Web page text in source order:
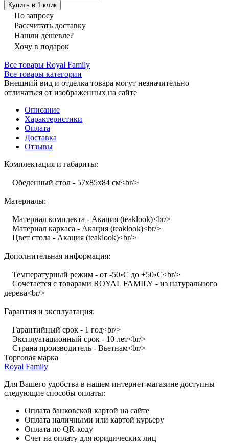
Купить в 1 клик
По запросу
Рассчитать доставку
Нашли дешевле?
Хочу в подарок
Все товары Royal Family
Все товары категории
Внешний вид и отделка товара могут незначительно
отличаться от изображенных на сайте
Описание
Характеристики
Оплата
Доставка
Отзывы
Комплектация и габариты:
Обеденный стол - 57х85х84 см<br/>
Материалы:
Материал комплекта - Акация (teaklook)<br/>
Материал каркаса - Акация (teaklook)<br/>
Цвет стола - Акация (teaklook)<br/>
Дополнительная информация:
Температурный режим - от -50॰C до +50॰C<br/>
Сочетается с товарами ROYAL FAMILY - из натурального
дерева<br/>
Гарантия и эксплуатация:
Гарантийный срок - 1 год<br/>
Эксплуатационный срок - 10 лет<br/>
Страна производитель - Вьетнам<br/>
Торговая марка
Royal Family
Для Вашего удобства в нашем интернет-магазине доступны
следующие способы оплаты:
Оплата банковской картой на сайте
Оплата наличными или картой курьеру
Оплата по QR-коду
Счет на оплату для юридических лиц